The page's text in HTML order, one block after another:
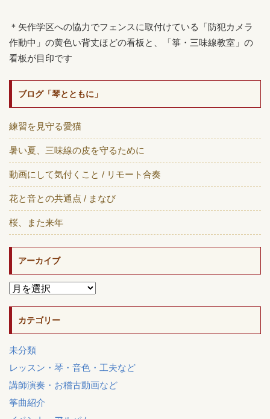
＊矢作学区への協力でフェンスに取付けている「防犯カメラ
作動中」の黄色い背丈ほどの看板と、「箏・三味線教室」の
看板が目印です
ブログ「琴とともに」
練習を見守る愛猫
暑い夏、三味線の皮を守るために
動画にして気付くこと / リモート合奏
花と音との共通点 / まなび
桜、また来年
アーカイブ
カテゴリー
未分類
レッスン・琴・音色・工夫など
講師演奏・お稽古動画など
筝曲紹介